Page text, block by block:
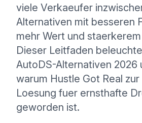
viele Verkaeufer
Alternativen mit besseren
mehr Wert und
Dieser Leitfaden
AutoDS-Alternativen 2026
warum Hustle Got Real
Loesung fuer ernsthafte
geworden ist.